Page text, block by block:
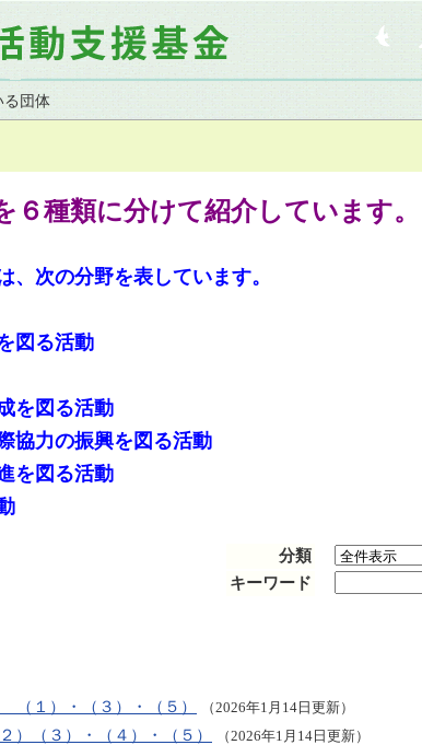
団体
６種類に分けて紹介しています。
、次の分野を表しています。
図る活動
を図る活動
協力の振興を図る活動
を図る活動
分類
キーワード
１）・（３）・（５） （2026年1月14日更新）
（３）・（４）・（５） （2026年1月14日更新）